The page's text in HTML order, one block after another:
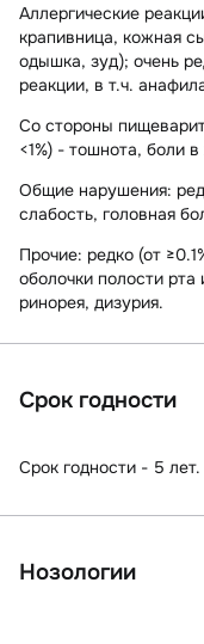
Аллергические
крапивница, кожная
одышка, зуд); очень
реакции, в т.ч.
Со стороны
<1%) - тошнота, боли
Общие нарушения:
слабость, головная
Прочие: редко (от
оболочки полости
ринорея, дизурия.
Срок годности
Срок годности - 5 лет.
Нозологии